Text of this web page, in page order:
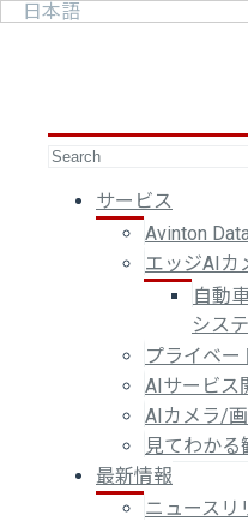
日本語
サービス
Avinton
エッジAIカ
自動
シス
プライベー
AIサービス
AIカメラ/
見てわかる
最新情報
ニュースリ